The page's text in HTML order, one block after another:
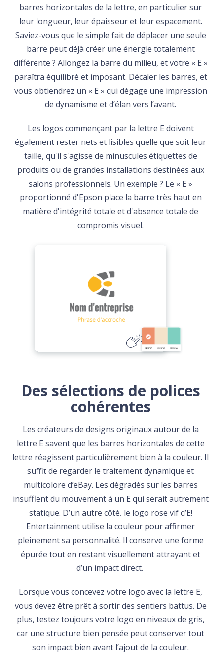
barres horizontales de la lettre, en particulier sur
leur longueur, leur épaisseur et leur espacement.
Saviez-vous que le simple fait de déplacer une seule
barre peut déjà créer une énergie totalement
différente ? Allongez la barre du milieu, et votre « E »
paraîtra équilibré et imposant. Décaler les barres, et
vous obtiendrez un « E » qui dégage une impression
de dynamisme et d’élan vers l’avant.
Les logos commençant par la lettre E doivent
également rester nets et lisibles quelle que soit leur
taille, qu'il s'agisse de minuscules étiquettes de
produits ou de grandes installations destinées aux
salons professionnels. Un exemple ? Le « E »
proportionné d'Epson place la barre très haut en
matière d'intégrité totale et d'absence totale de
compromis visuel.
Des sélections de polices
cohérentes
Les créateurs de designs originaux autour de la
lettre E savent que les barres horizontales de cette
lettre réagissent particulièrement bien à la couleur. Il
suffit de regarder le traitement dynamique et
multicolore d’eBay. Les dégradés sur les barres
insufflent du mouvement à un E qui serait autrement
statique. D’un autre côté, le logo rose vif d’E!
Entertainment utilise la couleur pour affirmer
pleinement sa personnalité. Il conserve une forme
épurée tout en restant visuellement attrayant et
d’un impact direct.
Lorsque vous concevez votre logo avec la lettre E,
vous devez être prêt à sortir des sentiers battus. De
plus, testez toujours votre logo en niveaux de gris,
car une structure bien pensée peut conserver tout
son impact bien avant l’ajout de la couleur.